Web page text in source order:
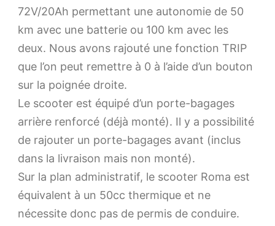
72V/20Ah permettant une autonomie de 50
km avec une batterie ou 100 km avec les
deux. Nous avons rajouté une fonction TRIP
que l’on peut remettre à 0 à l’aide d’un bouton
sur la poignée droite.
Le scooter est équipé d’un porte-bagages
arrière renforcé (déjà monté). Il y a possibilité
de rajouter un porte-bagages avant (inclus
dans la livraison mais non monté).
Sur la plan administratif, le scooter Roma est
équivalent à un 50cc thermique et ne
nécessite donc pas de permis de conduire.